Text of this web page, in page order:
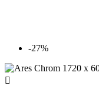
-27%
